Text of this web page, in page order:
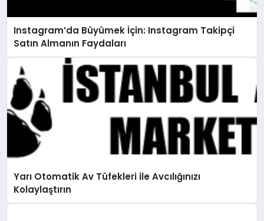
Instagram’da Büyümek İçin: Instagram Takipçi
Satın Almanın Faydaları
Yarı Otomatik Av Tüfekleri ile Avcılığınızı
Kolaylaştırın